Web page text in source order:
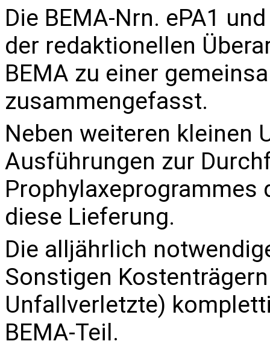
Die BEMA-Nrn. ePA1
der redaktionellen
BEMA zu einer
zusammengefasst.
Neben weiteren kleinen
Ausführungen zur
Prophylaxeprogrammes
diese Lieferung.
Die alljährlich
Sonstigen
Unfallverletzte)
BEMA-Teil.